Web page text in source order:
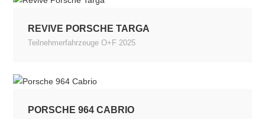
REVIVE PORSCHE TARGA
Teilnehmerfahrzeuge O+F 2025
PORSCHE 964 CABRIO